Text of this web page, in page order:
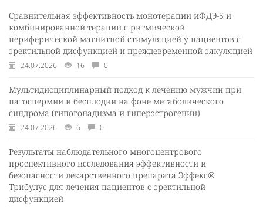
Сравнительная эффективность монотерапии иФДЭ-5 и
комбинированной терапии с ритмической
периферической магнитной стимуляцией у пациентов с
эректильной дисфункцией и преждевременной эякуляцией
24.07.2026 16 0
Мультидисциплинарный подход к лечению мужчин при
патоспермии и бесплодии на фоне метаболического
синдрома (гипогонадизма и гиперэстрогении)
24.07.2026 6 0
Результаты наблюдательного многоцентрового
проспективного исследования эффективности и
безопасности лекарственного препарата Эффекс®
Трибулус для лечения пациентов с эректильной
дисфункцией